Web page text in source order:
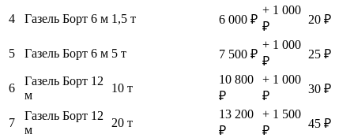
4 Газель Борт 6 м 1,5 т 6 000 ₽
+ 1 000
₽
20 ₽
5 Газель Борт 6 м 5 т 7 500 ₽
+ 1 000
₽
25 ₽
6
Газель Борт 12
м
10 т
10 800
₽
+ 1 000
₽
30 ₽
7
Газель Борт 12
м
20 т
13 200
₽
+ 1 500
₽
45 ₽